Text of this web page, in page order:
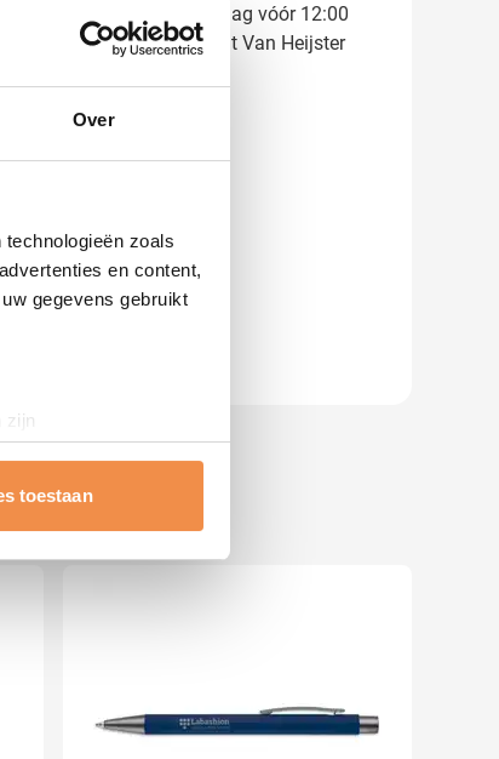
Over
zoals
en content,
gegevens gebruikt
zijn
bieden en om ons
voor social
die u aan ze heeft
toestaan
resultaat. Bestel je vandaag vóór 12:00
in relatiegeschenken zorgt Van Heijster